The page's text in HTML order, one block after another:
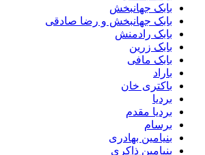
بابک جهانبخش
بابک جهانبخش و رضا صادقی
بابک رادمنش
بابک زرین
بابک مافی
باراد
باکتری خان
بردیا
بردیا مقدم
برسام
بنیامین بهادری
بنیامین ذاکری